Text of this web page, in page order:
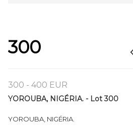
300
300 - 400 EUR
YOROUBA, NIGÉRIA. - Lot 300
YOROUBA, NIGÉRIA.